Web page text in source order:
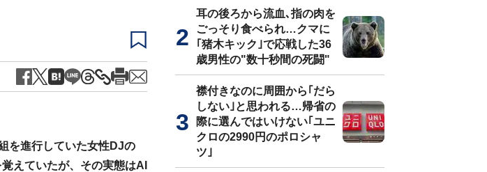
を進行していた女性DJの
えていたが、その実態はAI
耳の後ろから流血､指の肉を
ごっそり食べられ…クマに
｢猪木キック｣で応戦した36
歳男性の"数十秒間の死闘"
襟付きなのに周囲から｢だら
しない｣と思われる…帰省の
際に選んではいけない｢ユニ
クロの2990円のポロシャ
ツ｣